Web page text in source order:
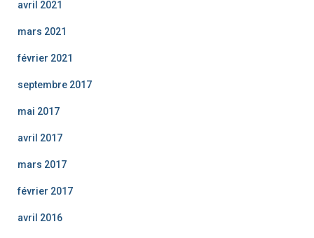
avril 2021
mars 2021
février 2021
septembre 2017
mai 2017
avril 2017
mars 2017
février 2017
avril 2016